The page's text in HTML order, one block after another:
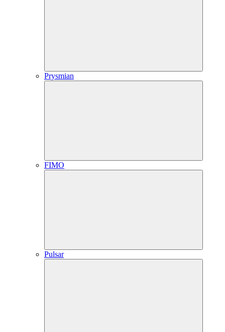
Prysmian
FIMO
Pulsar